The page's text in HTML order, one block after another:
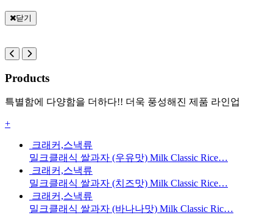
닫기
Products
특별함에 다양함을 더하다!! 더욱 풍성해진 제품 라인업
+
크래커,스낵류
밀크클래식 쌀과자 (우유맛) Milk Classic Rice…
크래커,스낵류
밀크클래식 쌀과자 (치즈맛) Milk Classic Rice…
크래커,스낵류
밀크클래식 쌀과자 (바나나맛) Milk Classic Ric…